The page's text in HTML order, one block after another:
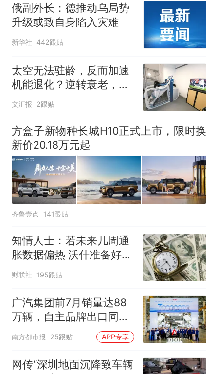
俄副外长：德推动乌局势
升级或致自身陷入灾难
新华社 442跟贴
太空无法驻龄，反而加速
机能退化？逆转衰老，航
天医学出招
文汇报 2跟贴
方盒子新物种长城H10正式上市，限时换
新价20.18万元起
齐鲁壹点 141跟贴
知情人士：若未来几周通
胀数据偏热 沃什准备好加
息
财联社 195跟贴
广汽集团前7月销量达88
万辆，自主品牌出口同比
增130%
南方都市报 25跟贴 APP专享
网传“深圳地面沉降致车辆